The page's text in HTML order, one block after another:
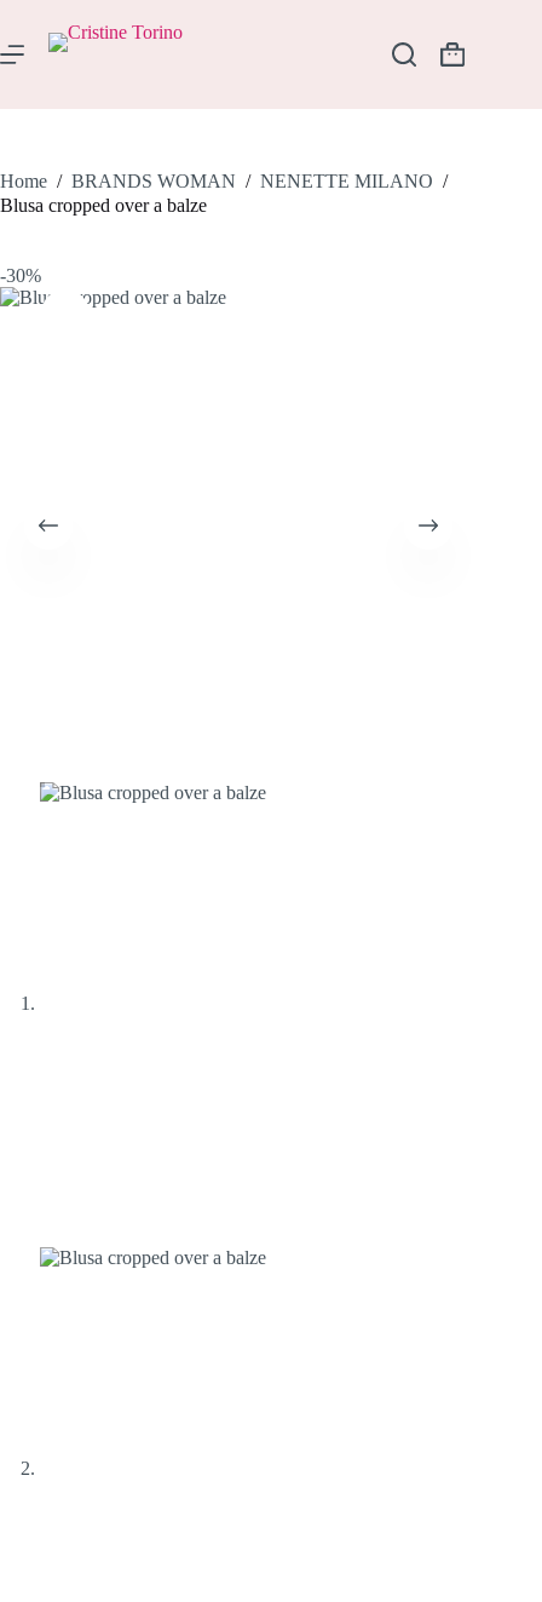
contenuto
Carrello
Home / BRANDS WOMAN / NENETTE MILANO /
Blusa cropped over a balze
-30%